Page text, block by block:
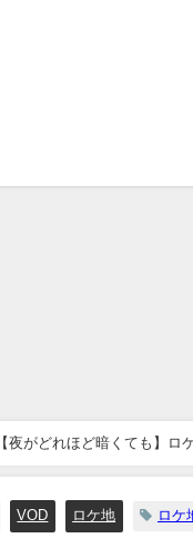
【夜がどれほど暗くても】ロ
VOD ロケ地 ロケ